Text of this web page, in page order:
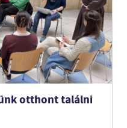
otthont találni